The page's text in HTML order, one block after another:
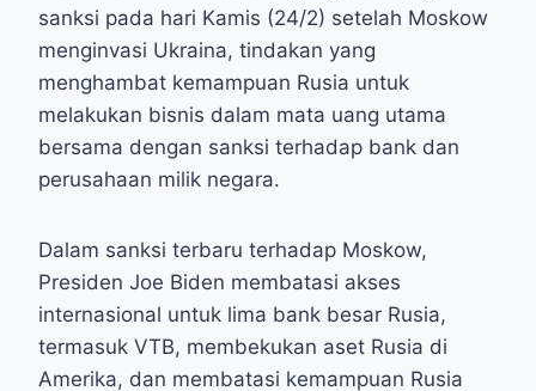
sanksi pada hari Kamis (24/2) setelah Moskow
menginvasi Ukraina, tindakan yang
menghambat kemampuan Rusia untuk
melakukan bisnis dalam mata uang utama
bersama dengan sanksi terhadap bank dan
perusahaan milik negara.
Dalam sanksi terbaru terhadap Moskow,
Presiden Joe Biden membatasi akses
internasional untuk lima bank besar Rusia,
termasuk VTB, membekukan aset Rusia di
Amerika, dan membatasi kemampuan Rusia